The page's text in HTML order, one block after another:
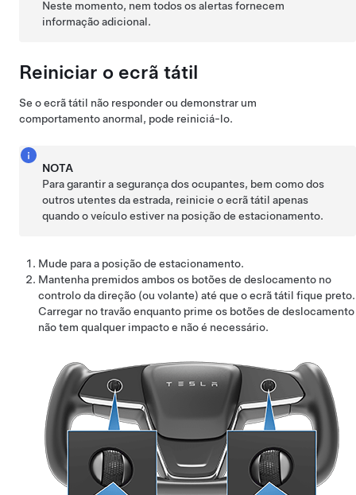
Neste momento, nem todos os alertas fornecem
informação adicional.
Reiniciar o ecrã tátil
Se o ecrã tátil não responder ou demonstrar um
comportamento anormal, pode reiniciá-lo.
NOTA
Para garantir a segurança dos ocupantes, bem como dos
outros utentes da estrada, reinicie o ecrã tátil apenas
quando o veículo estiver na posição de estacionamento.
Mude para a posição de estacionamento.
Mantenha premidos ambos os botões de deslocamento no
controlo da direção (ou volante) até que o ecrã tátil fique preto.
Carregar no travão enquanto prime os botões de deslocamento
não tem qualquer impacto e não é necessário.